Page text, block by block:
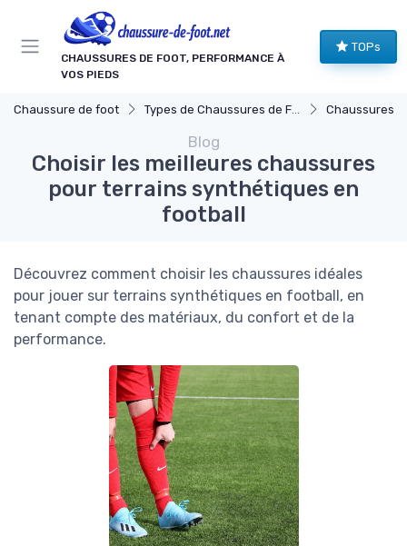
CHAUSSURES DE FOOT, PERFORMANCE À
VOS PIEDS
TOPs
Chaussure de foot Types de Chaussures de Football Chaussures pour
Blog
Choisir les meilleures chaussures
pour terrains synthétiques en
football
Découvrez comment choisir les chaussures idéales
pour jouer sur terrains synthétiques en football, en
tenant compte des matériaux, du confort et de la
performance.
Panneau de gestion des cookies